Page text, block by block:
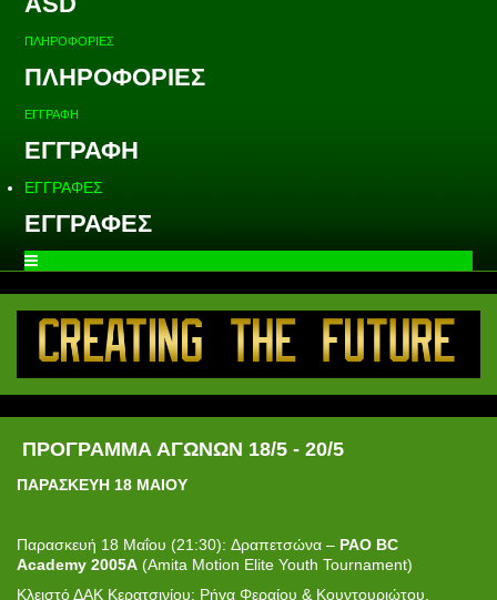
ΠΛΗΡΟΦΟΡΙΕΣ
ΠΛΗΡΟΦΟΡΙΕΣ
ΕΓΓΡΑΦΗ
ΕΓΓΡΑΦΗ
ΕΓΓΡΑΦΕΣ
ΕΓΓΡΑΦΕΣ
ΠΡΟΓΡΑΜΜΑ ΑΓΩΝΩΝ 18/5 - 20/5
ΠΑΡΑΣΚΕΥΗ 18 ΜΑΙΟΥ
Παρασκευή 18 Μαΐου (21:30): Δραπετσώνα – PAO BC
Academy 2005A (Amita Motion Elite Youth Tournament)
Κλειστό ΔΑΚ Κερατσινίου: Ρήγα Φεραίου & Κουντουριώτου,